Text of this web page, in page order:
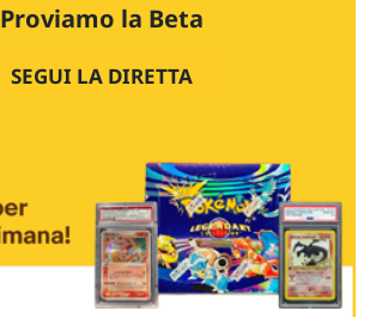
Proviamo la Beta
SEGUI LA DIRETTA